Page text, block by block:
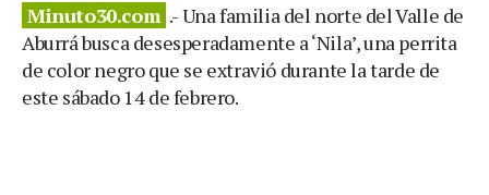
Minuto30.com .- Una familia del norte del Valle de
Aburrá busca desesperadamente a ‘Nila’, una perrita
de color negro que se extravió durante la tarde de
este sábado 14 de febrero.